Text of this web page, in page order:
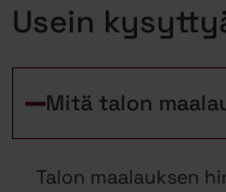
Usein
Mitä talon
Talon maalauksen